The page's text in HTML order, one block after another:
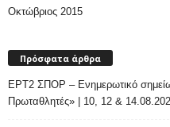
Οκτώβριος 2015
Πρόσφατα άρθρα
ΕΡΤ2 ΣΠΟΡ – Ενημερωτικό
Πρωταθλητές» | 10, 12 &